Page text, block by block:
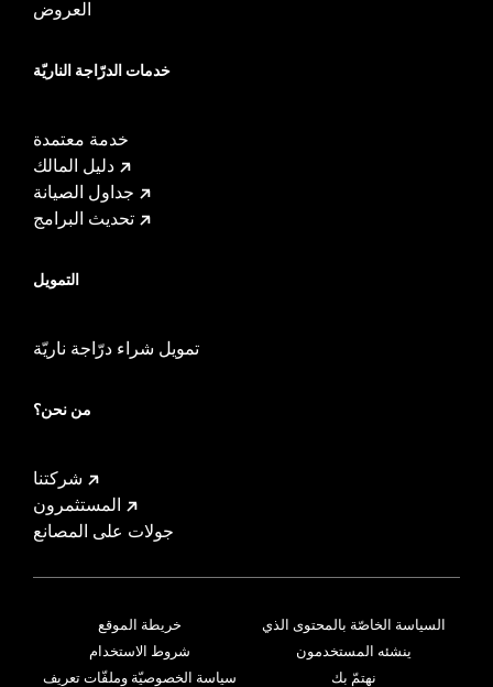
العروض
خدمات الدرّاجة الناريّة
خدمة معتمدة
دليل المالك
جداول الصيانة
تحديث البرامج
التمويل
تمويل شراء درّاجة ناريّة
من نحن؟
شركتنا
المستثمرون
جولات على المصانع
خريطة الموقع
شروط الاستخدام
سياسة الخصوصيّة وملفّات تعريف
السياسة الخاصّة بالمحتوى الذي
ينشئه المستخدمون
نهتمّ بك